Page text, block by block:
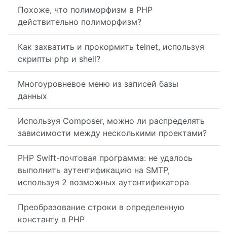
Похоже, что полиморфизм в PHP
действительно полиморфизм?
Как захватить и прокормить telnet, используя
скрипты php и shell?
Многоуровневое меню из записей базы
данных
Используя Composer, можно ли распределять
зависимости между несколькими проектами?
PHP Swift-почтовая программа: не удалось
выполнить аутентификацию на SMTP,
используя 2 возможных аутентификатора
Преобразование строки в определенную
константу в PHP